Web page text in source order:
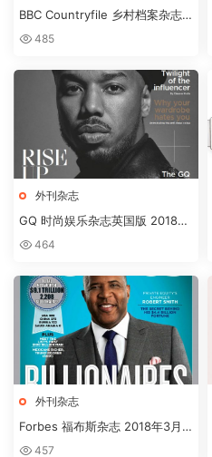
BBC Countryfile 乡村档案杂志
MARCH2018
485
外刊杂志
GQ 时尚娱乐杂志英国版 2018年
3月刊下载
464
外刊杂志
Forbes 福布斯杂志 2018年3月
刊下载
457